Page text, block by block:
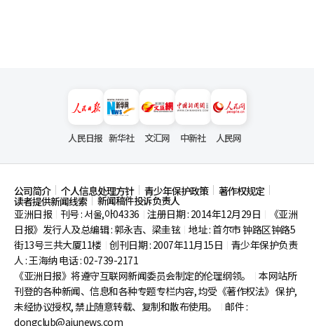
人民日报 新华社 文汇网 中新社 人民网
公司简介 个人信息处理方针 青少年保护政策 著作权规定
读者提供新闻线索
新闻稿件投诉负责人
亚洲日报
刊号 : 서울,아04336 注册日期 : 2014年12月29日
《亚洲
日报》发行人及总编辑 : 郭永吉、梁圭铉 地址 : 首尔市钟路区钟路5
街13号三共大厦11楼 创刊日期 : 2007年11月15日
青少年保护负责
人 : 王海纳 电话 : 02-739-2171
《亚洲日报》将遵守互联网新闻委员会制定的伦理纲领。
本网站所
刊登的各种新闻、信息和各种专题专栏内容, 均受《著作权法》 保护,
未经协议授权, 禁止随意转载、复制和散布使用。
邮件 :
dongclub@ajunews.com